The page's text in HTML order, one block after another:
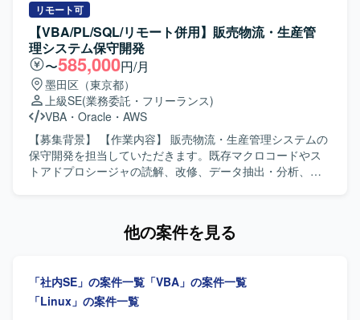
す。 Ciscoの先進的なソリューション（ISE、DNAC等）を
活用した認証・ネットワーク制御の実務経験を深めること
ができます。 【開発環境】 ネットワーク製品： Cisco
Catalyst, WLC, Cisco ISE, Cisco DNA Center (DNAC) 認証
プロトコル： RADIUS, LDAP サーバーOS： Linux,
Windows Server（証明書・認証周り） 担当工程： 基本設
計〜詳細設計〜構築〜検証・テスト
発や、Webアプリケーション、モバイルアプリケーショ
ン、APIを対象としたテスト計画の作成およびテスト実施を
行っていただきます。アジャイルデリバリーモデルに基づ
き、スプリントテストへの参画を通じて品質向上に貢献し
ていただきます。 【求める人物像】 生命保険分野の業務知
識を活かしながら、アジャイル開発環境で主体的に設計・
開発・テストに取り組んでいただける方を求めています。
Excel VBAなど既存のスキルを活かしつつ、テストプロセス
や品質向上に意欲的に取り組んでいただける方です。 【ポ
ジションの魅力】 保険業界向けのオープン系システム開発
に携わることで、ドメイン知識とアジャイル開発の経験を
境】 Excel VBAを用いた開発環境を中心に、Linux環境など
リモート可
【VBA/PL/SQL/リモート併用】販売物流・生産管
理システム保守開発
〜585,000円/月
墨田区（東京都）
上級SE(業務委託・フリーランス)
VBA ・ Oracle ・ AWS
【募集背景】 【作業内容】 販売物流・生産管理システムの
保守開発を担当していただきます。既存マクロコードやス
トアドプロシージャの読解、改修、データ抽出・分析、業
連携できる方を求めています。 【ポジションの魅力】 販売
Oracle（PL/SQL）を使用します。
他の案件を見る
「社内SE」の案件一覧 「VBA」の案件一覧
「Linux」の案件一覧